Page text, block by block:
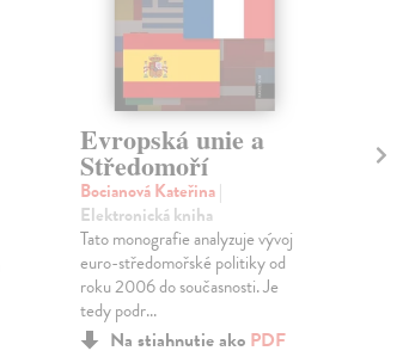
Evropská unie a
Středomoří
Bocianová Kateřina|
Elektronická kniha
Tato monografie analyzuje vývoj
euro-středomořské politiky od
roku 2006 do současnosti. Je
tedy podr...
Na stiahnutie ako PDF